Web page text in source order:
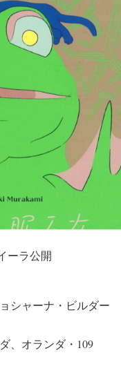
ーラ公開
ャーナ・ビルダー
、オランダ・109